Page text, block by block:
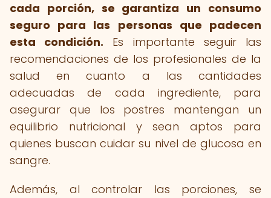
cada porción, se garantiza un consumo
seguro para las personas que padecen
esta condición. Es importante seguir las
recomendaciones de los profesionales de la
salud en cuanto a las cantidades
adecuadas de cada ingrediente, para
asegurar que los postres mantengan un
equilibrio nutricional y sean aptos para
quienes buscan cuidar su nivel de glucosa en
sangre.
Además, al controlar las porciones, se